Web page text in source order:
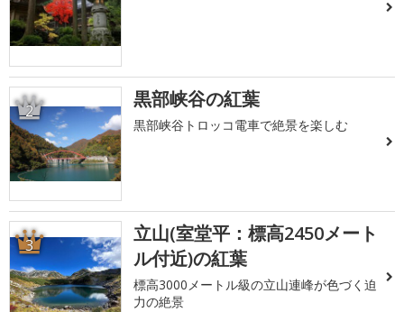
2 黒部峡谷の紅葉
黒部峡谷トロッコ電車で絶景を楽しむ
3
立山(室堂平：標高2450メート
ル付近)の紅葉
標高3000メートル級の立山連峰が色づく迫
力の絶景